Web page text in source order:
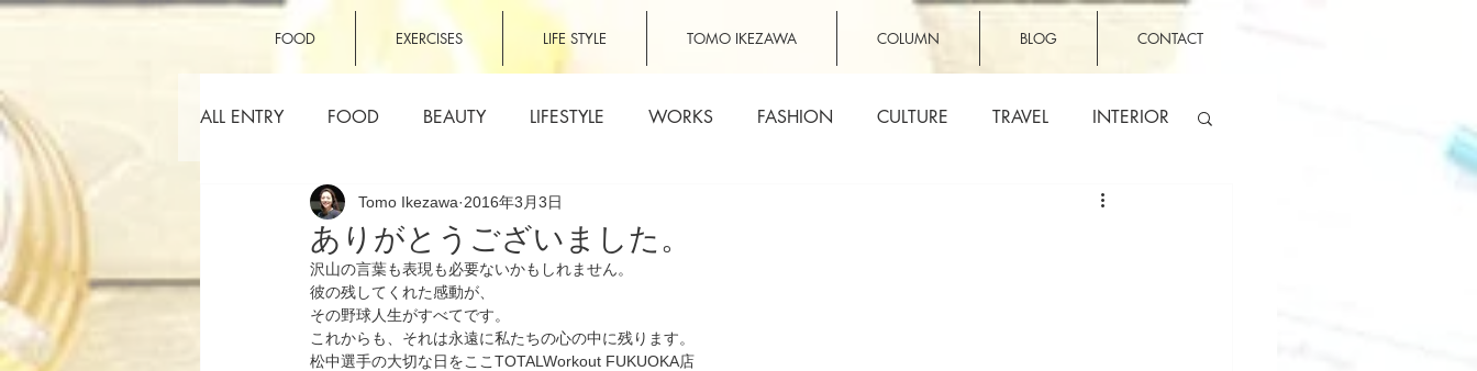
FOOD EXERCISES LIFE STYLE TOMO IKEZAWA COLUMN BLOG CONTACT
ALL ENTRY FOOD BEAUTY LIFESTYLE WORKS FASHION CULTURE TRAVEL INTERIOR
ありがとうございました。
Tomo Ikezawa 2016年3月3日
沢山の言葉も表現も必要ないかもしれません。
彼の残してくれた感動が、
その野球人生がすべてです。
これからも、それは永遠に私たちの心の中に残ります。
松中選手の大切な日をここTOTALWorkout FUKUOKA店